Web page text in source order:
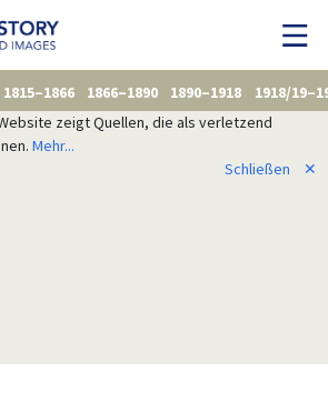
1815–1866 1866–1890 1890–1918
1918/
zeigt Quellen, die als verletzend
Mehr...
Schließen
✕